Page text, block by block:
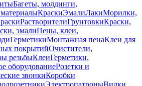
Багеты, молдинги,
КраскиЭмалиЛакиМорилки,
РастворителиГрунтовкиКраски,
эмалиПены, клеи,
ГерметикиМонтажная пенаКлеи для
покрытийОчистители,
резьбыКлеиГерметики,
оборудованиеРозетки и
звонкиКоробки
ЭлектропатроныВилки,